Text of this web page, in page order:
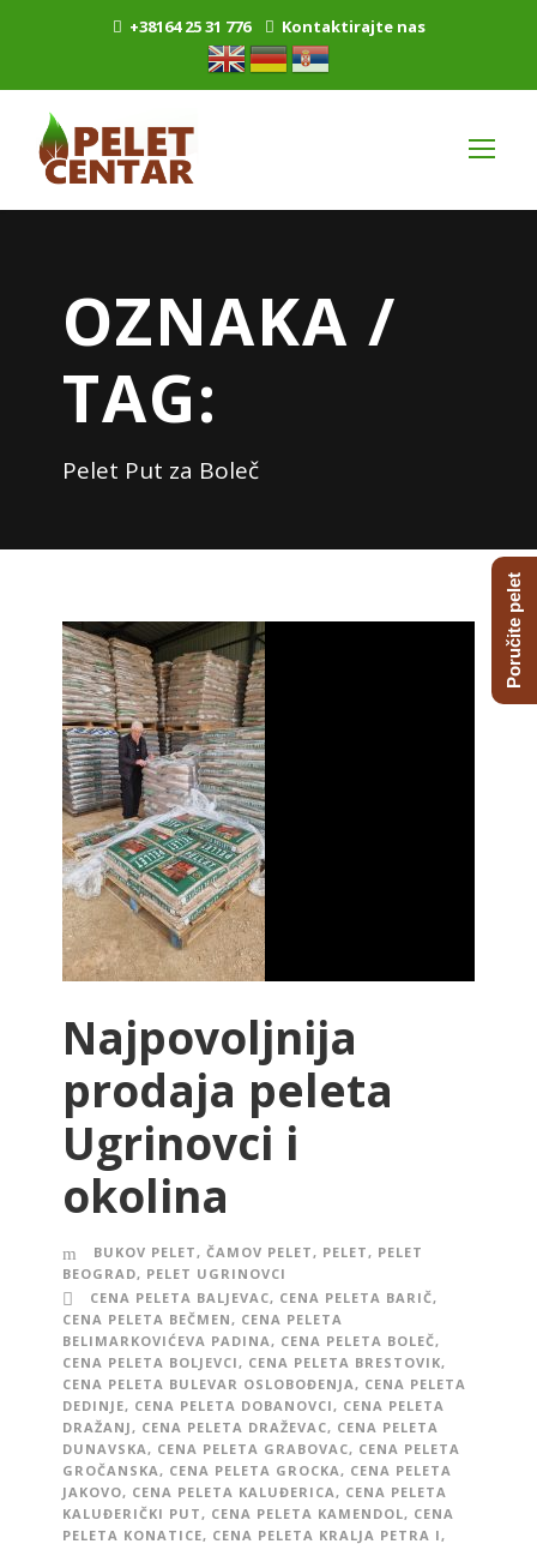
+38164 25 31 776 Kontaktirajte nas
OZNAKA /
TAG:
Pelet Put za Boleč
Najpovoljnija
prodaja peleta
Ugrinovci i
okolina
BUKOV PELET, ČAMOV PELET, PELET, PELET
BEOGRAD, PELET UGRINOVCI
CENA PELETA BALJEVAC, CENA PELETA BARIČ,
CENA PELETA BEČMEN, CENA PELETA
BELIMARKOVIĆEVA PADINA, CENA PELETA BOLEČ,
CENA PELETA BOLJEVCI, CENA PELETA BRESTOVIK,
CENA PELETA BULEVAR OSLOBOĐENJA, CENA PELETA
DEDINJE, CENA PELETA DOBANOVCI, CENA PELETA
DRAŽANJ, CENA PELETA DRAŽEVAC, CENA PELETA
DUNAVSKA, CENA PELETA GRABOVAC, CENA PELETA
GROČANSKA, CENA PELETA GROCKA, CENA PELETA
JAKOVO, CENA PELETA KALUĐERICA, CENA PELETA
KALUĐERIČKI PUT, CENA PELETA KAMENDOL, CENA
PELETA KONATICE, CENA PELETA KRALJA PETRA I,
Poručite pelet